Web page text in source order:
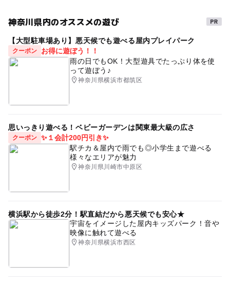
神奈川県内のオススメの遊び
【大型駐車場あり】悪天候でも遊べる屋内プレイパーク
クーポン
お得に遊ぼう！！
雨の日でもOK！大型遊具でたっぷり体を使
って遊ぼう♪
神奈川県横浜市都筑区
思いっきり遊べる！ベビーガーデンは関東最大級の広さ
クーポン ✨１会計200円引き✨
駅チカ＆屋内で雨でも◎小学生まで遊べる
様々なエリアが魅力
神奈川県川崎市中原区
横浜駅から徒歩2分！駅直結だから悪天候でも安心★
宇宙をイメージした屋内キッズパーク！音や
映像に触れて遊べる
神奈川県横浜市西区